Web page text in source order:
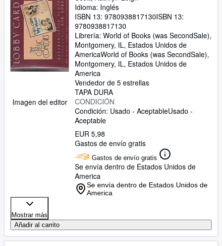
Imagen del editor
Idioma: Inglés
ISBN 13: 9780938817130ISBN 13:
9780938817130
Librería: World of Books (was SecondSale),
Montgomery, IL, Estados Unidos de
AmericaWorld of Books (was SecondSale),
Montgomery, IL, Estados Unidos de
America
Vendedor de 5 estrellas
TAPA DURA
CONDICIÓN
Condición: Usado - AceptableUsado -
Aceptable
EUR 5,98
Gastos de envío gratis
Gastos de envío gratis
Se envía dentro de Estados Unidos de
America
Se envía dentro de Estados Unidos de
America
Mostrar más
Añadir al carrito